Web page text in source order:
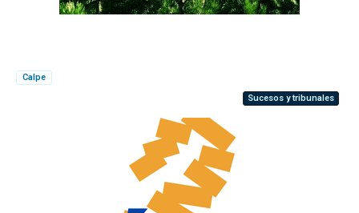
Calpe
Sucesos y tribunales